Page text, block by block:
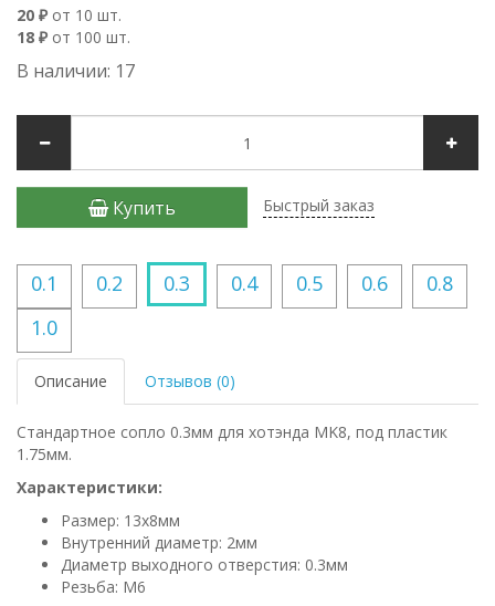
20 ₽ от 10 шт.
18 ₽ от 100 шт.
В наличии: 17
Купить Быстрый заказ
0.1 0.2 0.3 0.4 0.5 0.6
0.8
1.0
Описание Отзывов (0)
Стандартное сопло 0.3мм для хотэнда MK8, под пластик
1.75мм.
Характеристики:
Размер: 13х8мм
Внутренний диаметр: 2мм
Диаметр выходного отверстия: 0.3мм
Резьба: М6